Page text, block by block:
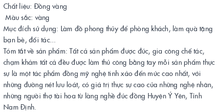
Chất liệu: Đồng vàng
Màu sắc: vàng
Mục đích sử dụng: Làm đồ phong thủy để phòng khách, làm quà tặng
bạn bè, đối tác...
Tóm tắt về sản phẩm: Tất cả sản phẩm được đúc, gia công chế tác,
chạm khảm tất cả đều được làm thủ công bằng tay mỗi sản phẩm thực
sự là một tác phẩm đồng mỹ nghệ tinh xảo đến mức cao nhất, với
những đường nét lưu loát, có giá trị thực sự cao của những nghệ nhân,
những người thợ tài hoa từ làng nghề đúc đồng Huyện Ý Yên, Tỉnh
Nam Định.